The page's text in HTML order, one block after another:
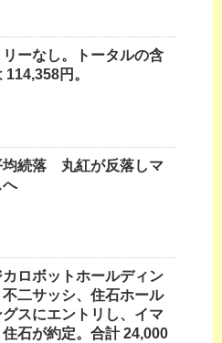
リーなし。トータルの含
114,358円。
均続落 丸紅が反落しマ
へ
カロボットホールディン
不二サッシ、住石ホール
スにエントリし、イマ
住石が約定。合計 24,000